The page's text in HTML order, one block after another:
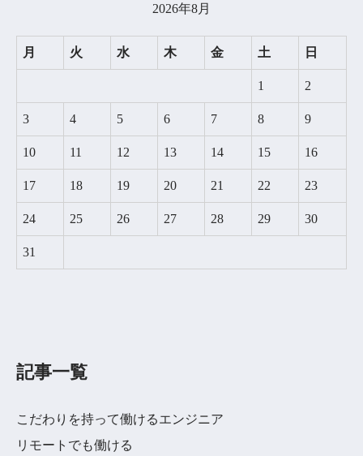
2026年8月
月 火 水 木 金 土 日
1 2
3 4 5 6 7 8 9
10 11 12 13 14 15 16
17 18 19 20 21 22 23
24 25 26 27 28 29 30
31
記事一覧
こだわりを持って働けるエンジニア
リモートでも働ける